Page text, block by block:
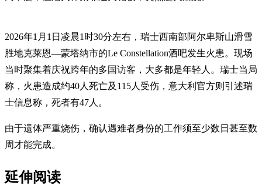
2026年1月1日凌晨1时30分左右，瑞士西南部阿尔卑斯山滑雪
胜地克莱恩—蒙塔纳市的Le Constellation酒吧发生火患。现场
当时聚集着庆祝跨年的多国访客，大多都是年轻人。瑞士当局
称，火患造成约40人死亡及115人受伤，意大利官方则引述瑞
士信息称，死者有47人。
由于遗体严重烧伤，确认遇难者身份的工作须至少数日甚至数
周才能完成。
延伸阅读